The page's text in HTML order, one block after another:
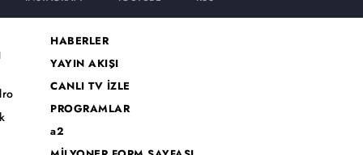
HABERLER
YAYIN AKIŞI
CANLI TV İZLE
PROGRAMLAR
a2